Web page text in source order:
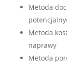
Metoda
Metoda
naprawy
Metoda